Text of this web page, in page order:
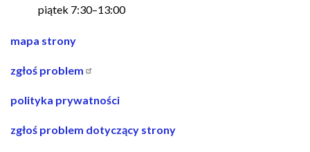
piątek 7:30–13:00
nawigacja
stopce
mapa strony
zgłoś problem
polityka prywatności
zgłoś problem dotyczący strony